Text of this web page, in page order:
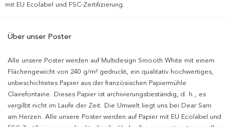
mit EU Ecolabel und FSC-Zertifizierung.
Über unser Poster
Alle unsere Poster werden auf Multidesign Smooth White mit einem
Flächengewicht von 240 g/m² gedruckt, ein qualitativ hochwertiges,
unbeschichtetes Papier aus der französischen Papiermühle
Clairefontaine. Dieses Papier ist archivierungsbeständig, d. h., es
vergilbt nicht im Laufe der Zeit. Die Umwelt liegt uns bei Dear Sam
am Herzen. Alle unsere Poster werden auf Papier mit EU Ecolabel und